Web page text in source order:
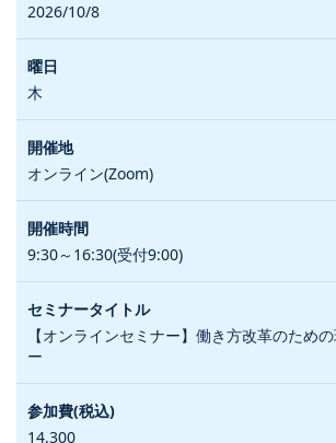
2026/10/8
木
オンライン(Zoom)
9:30～16:30(受付9:00)
【オンラインセミナー】働き方改革のため
ー
14,300